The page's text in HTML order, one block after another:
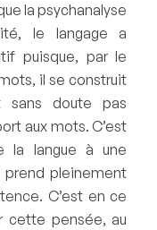
la psychanalyse
le langage a
puisque, par le
il se construit
sans doute pas
aux mots. C’est
la langue à une
prend pleinement
C’est en ce
cette pensée, au